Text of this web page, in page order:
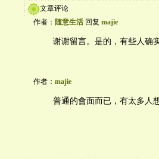
文章评论
作者： 随意生活 回复 majie
谢谢留言。是的，有些人确
作者： majie
普通的會面而已，有太多人